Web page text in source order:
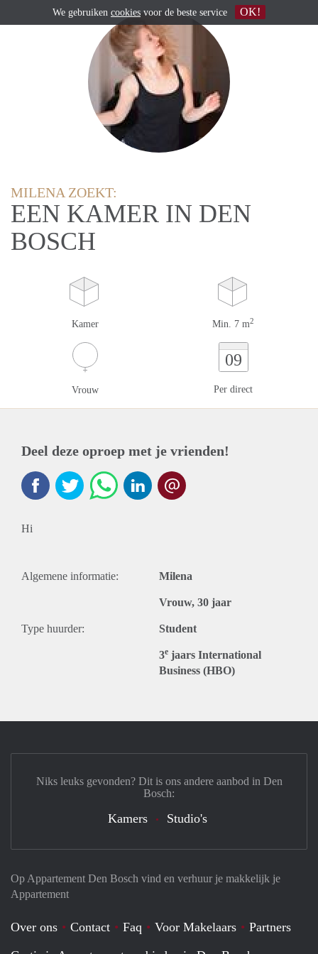
MILENA ZOEKT:
EEN KAMER IN DEN
BOSCH
Kamer Min. 7 m2
Vrouw
09
Per direct
Deel deze oproep met je vrienden!
Hi
Algemene informatie: Milena
Vrouw, 30 jaar
Type huurder: Student
3e jaars International
Business (HBO)
Op Appartement Den Bosch vind en verhuur je makkelijk je
Appartement
Over ons Contact Faq Voor Makelaars
Partners
Niks leuks gevonden? Dit is ons andere aanbod in Den
Bosch:
Kamers Studio's
We gebruiken cookies voor de beste service OK!